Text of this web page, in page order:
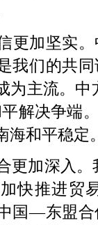
更加坚实
我们的共
为主流。
解决争端
海和平稳定
更加深入
快推进贸
国—东盟